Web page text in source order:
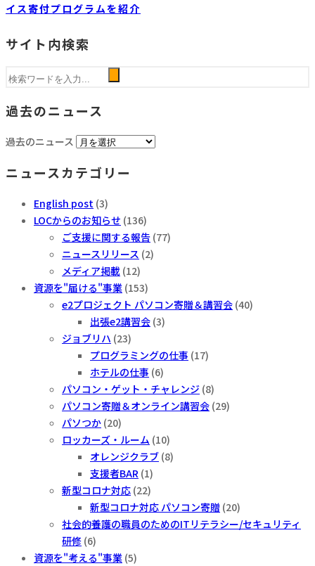
イス寄付プログラムを紹介
サイト内検索
過去のニュース
過去のニュース
ニュースカテゴリー
English post (3)
LOCからのお知らせ (136)
ご支援に関する報告 (77)
ニュースリリース (2)
メディア掲載 (12)
資源を"届ける"事業 (153)
e2プロジェクト パソコン寄贈＆講習会 (40)
出張e2講習会 (3)
ジョブリハ (23)
プログラミングの仕事 (17)
ホテルの仕事 (6)
パソコン・ゲット・チャレンジ (8)
パソコン寄贈＆オンライン講習会 (29)
パソつか (20)
ロッカーズ・ルーム (10)
オレンジクラブ (8)
支援者BAR (1)
新型コロナ対応 (22)
新型コロナ対応 パソコン寄贈 (20)
社会的養護の職員のためのITリテラシー/セキュリティ
研修 (6)
資源を"考える"事業 (5)